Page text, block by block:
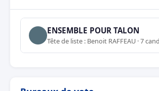
ENSEMBLE POUR TALON
Tête de liste : Benoit RAFFEAU · 7